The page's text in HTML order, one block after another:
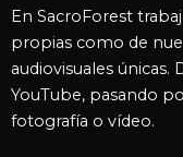
En SacroForest
propias como de
audiovisuales
YouTube, pasando
fotografía o vídeo.